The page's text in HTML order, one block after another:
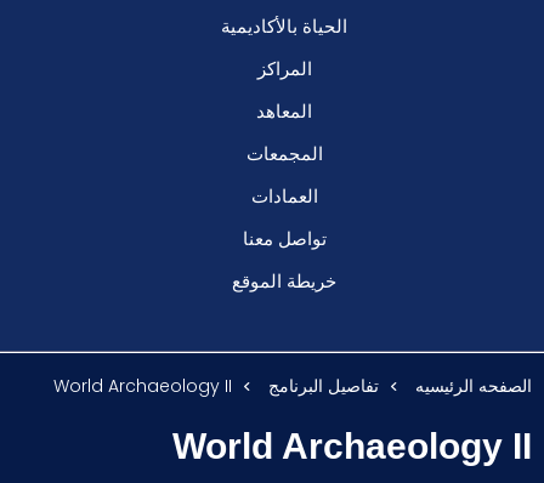
الحياة بالأكاديمية
المراكز
المعاهد
المجمعات
العمادات
تواصل معنا
خريطة الموقع
الصفحه الرئيسيه تفاصيل البرنامج World Archaeology II
World Archaeology II